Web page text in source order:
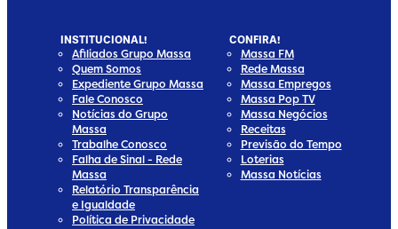
INSTITUCIONAL!
Afiliados Grupo Massa
Quem Somos
Expediente Grupo Massa
Fale Conosco
Notícias do Grupo
Massa
Trabalhe Conosco
Falha de Sinal - Rede
Massa
Relatório Transparência
e Igualdade
Política de Privacidade
CONFIRA!
Massa FM
Rede Massa
Massa Empregos
Massa Pop TV
Massa Negócios
Receitas
Previsão do Tempo
Loterias
Massa Notícias